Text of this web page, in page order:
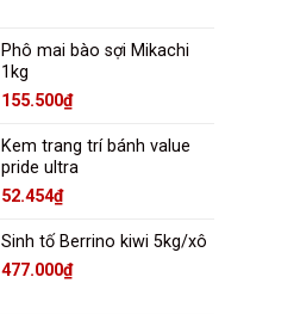
Phô mai bào sợi Mikachi
1kg
155.500₫
Kem trang trí bánh value
pride ultra
52.454₫
Sinh tố Berrino kiwi 5kg/xô
477.000₫